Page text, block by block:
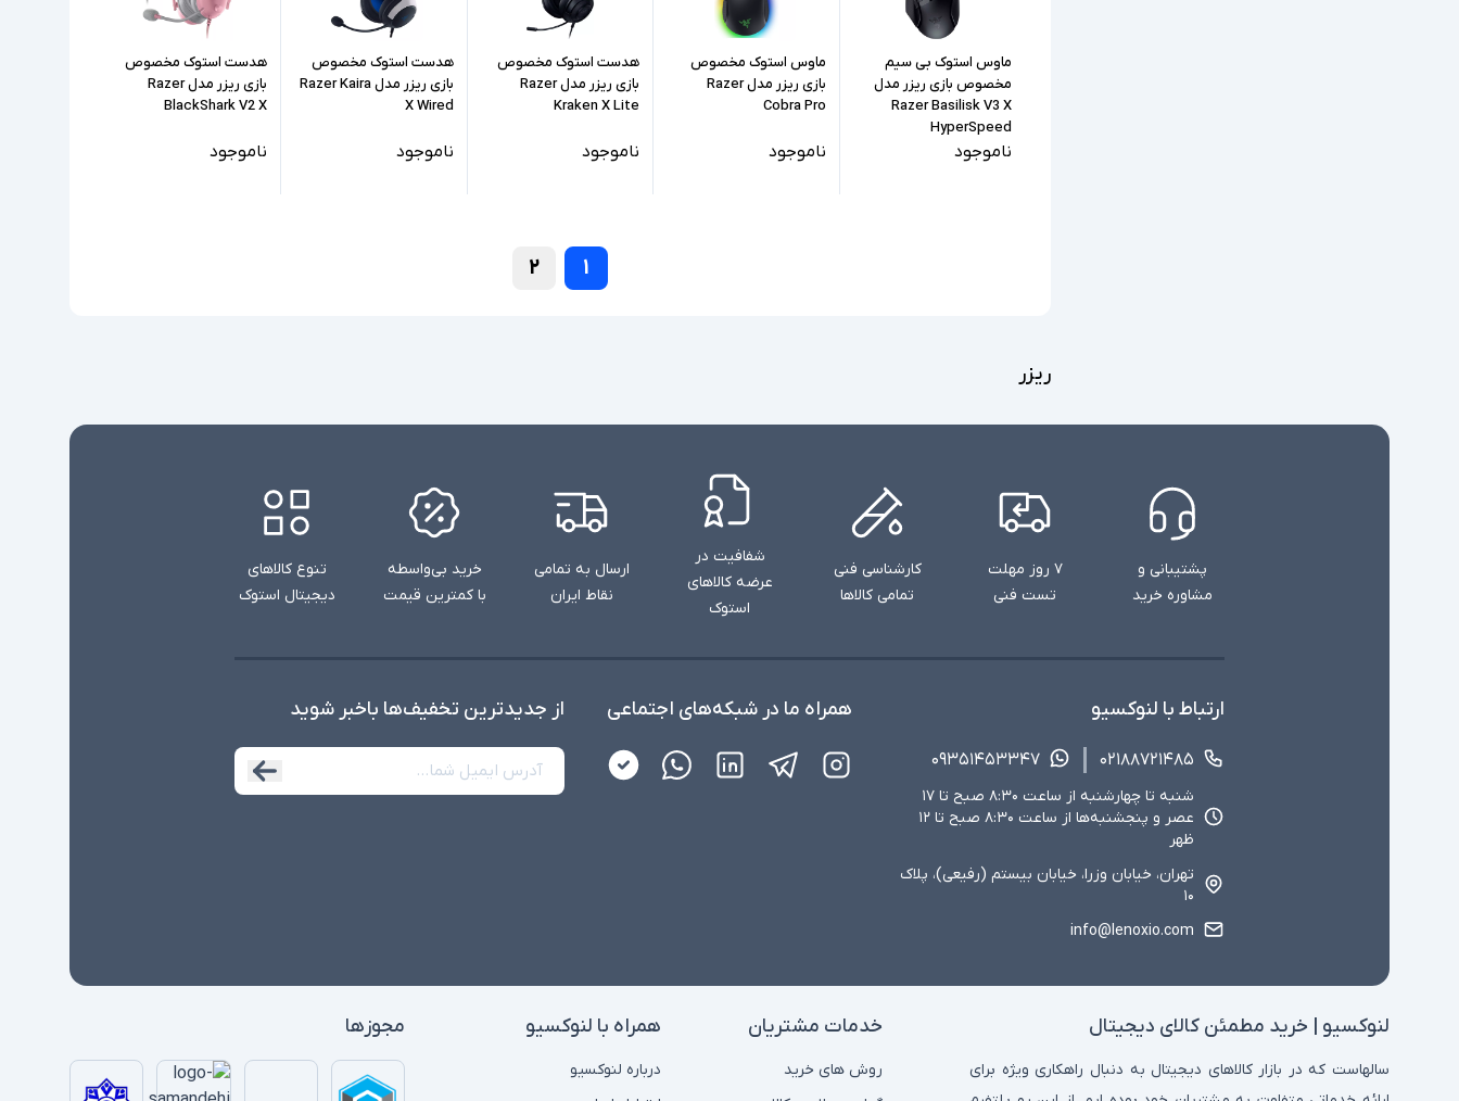
ماوس استوک بی سیم
مخصوص بازی ریزر مدل
Razer Basilisk V3 X
HyperSpeed
ناموجود
ماوس استوک مخصوص
بازی ریزر مدل Razer
Cobra Pro
ناموجود
هدست استوک مخصوص
بازی ریزر مدل Razer
Kraken X Lite
ناموجود
هدست استوک مخصوص
بازی ریزر مدل Razer Kaira
X Wired
ناموجود
هدست استوک مخصوص
بازی ریزر مدل Razer
BlackShark V2 X
ناموجود
۱ ۲
ریزر
پشتیبانی و
مشاوره خرید
۷ روز مهلت
تست فنی
کارشناسی فنی
تمامی کالاها
شفافیت در
عرضه کالاهای
استوک
ارسال به تمامی
نقاط ایران
خرید بی‌واسطه
با کمترین قیمت
تنوع کالاهای
دیجیتال استوک
ارتباط با لنوکسیو
۰۲۱۸۸۷۲۱۴۸۵ ۰۹۳۵۱۴۵۳۳۴۷
شنبه تا چهارشنبه از ساعت ۸:۳۰ صبح تا ۱۷
عصر و پنجشنبه‌ها از ساعت ۸:۳۰ صبح تا ۱۲
ظهر
تهران، خیابان وزرا، خیابان بیستم (رفیعی)، پلاک
۱۰
info@lenoxio.com
همراه ما در شبکه‌های اجتماعی از جدید‌ترین تخفیف‌ها با‌خبر شوید
لنوکسیو | خرید مطمئن کالای دیجیتال
سالهاست که در بازار کالاهای دیجیتال به دنبال راهکاری ویژه برای
خدمات مشتریان
روش های خرید
همراه با لنوکسیو
درباره لنوکسیو
مجوزها